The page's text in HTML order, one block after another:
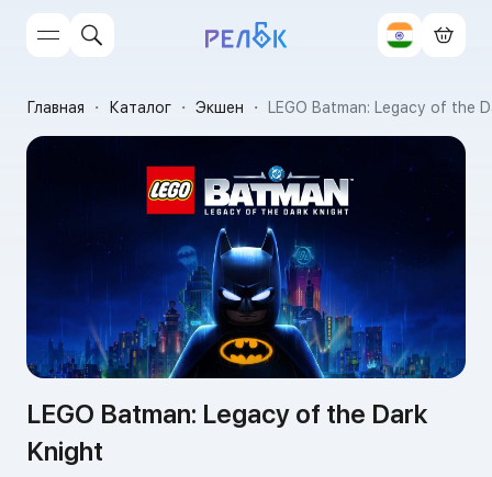
Главная ・ Каталог ・ Экшен ・ LEGO Batman: Legacy of the
LEGO Batman: Legacy of the Dark
Knight